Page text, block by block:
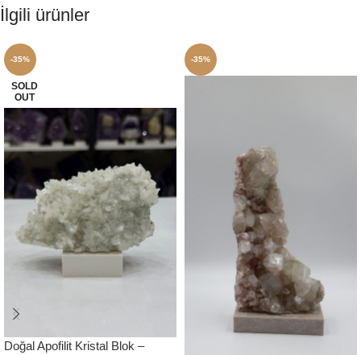
İlgili ürünler
-35%
SOLD
OUT
Doğal Apofilit Kristal Blok –
-35%